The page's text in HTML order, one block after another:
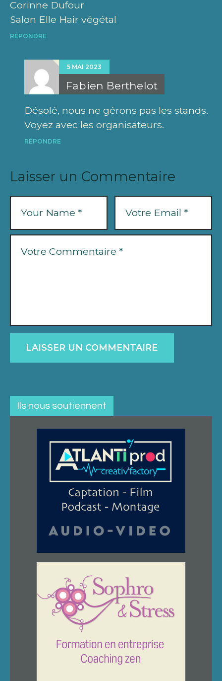
Corinne Dufour
Salon Elle Hair végétal
RÉPONDRE
5 MAI 2023
Fabien Berthelot
Désolé, nous ne gérons pas les stands.
Voyez avec les organisateurs.
RÉPONDRE
Laisser un Commentaire
Ils nous soutiennent